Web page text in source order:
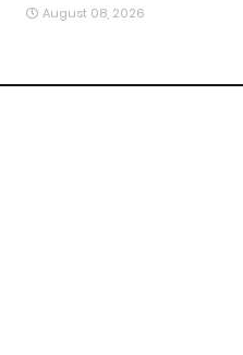
August 08, 2026